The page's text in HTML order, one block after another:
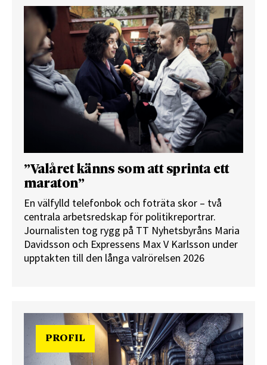
”Valåret känns som att sprinta ett
maraton”
En välfylld telefonbok och foträta skor – två
centrala arbetsredskap för politikreportrar.
Journalisten tog rygg på TT Nyhetsbyråns Maria
Davidsson och Expressens Max V Karlsson under
upptakten till den långa valrörelsen 2026
PROFIL